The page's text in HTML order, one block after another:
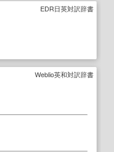
EDR日英対訳辞書
Weblio英和対訳辞書